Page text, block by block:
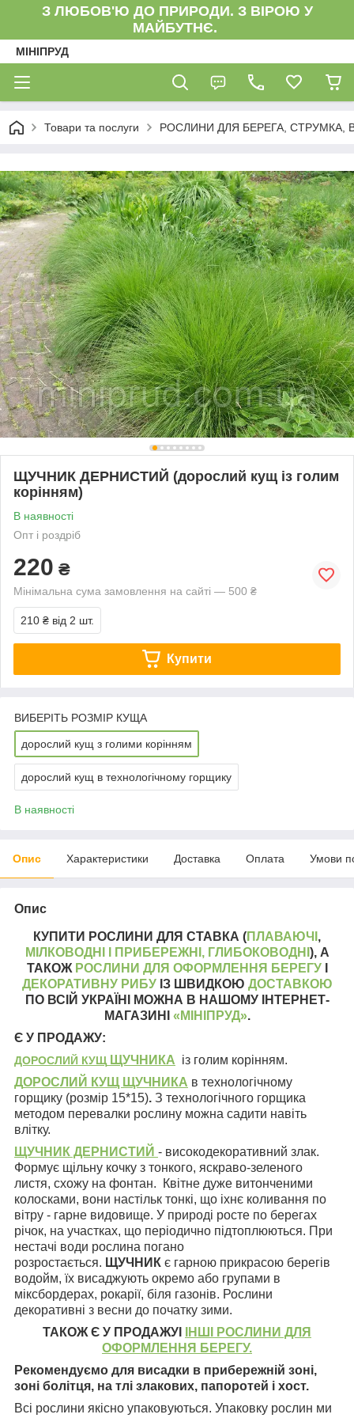
З ЛЮБОВ'Ю ДО ПРИРОДИ. З ВІРОЮ У
МАЙБУТНЄ.
МІНІПРУД
Товари та послуги РОСЛИНИ ДЛЯ БЕРЕГА, СТРУМКА,
ЩУЧНИК ДЕРНИСТИЙ (дорослий кущ із голим
корінням)
В наявності
Опт і роздріб
220 ₴
Мінімальна сума замовлення на сайті — 500 ₴
210 ₴ від 2 шт.
Купити
ВИБЕРІТЬ РОЗМІР КУЩА
дорослий кущ з голими корінням
дорослий кущ в технологічному горщику
В наявності
Опис Характеристики Доставка Оплата Умови
Опис
КУПИТИ РОСЛИНИ ДЛЯ СТАВКА (ПЛАВАЮЧІ ,
МІЛКОВОДНІ І ПРИБЕРЕЖНІ, ГЛИБОКОВОДНІ ), А
ТАКОЖ РОСЛИНИ ДЛЯ ОФОРМЛЕННЯ БЕРЕГУІ
ДЕКОРАТИВНУ РИБУІЗ ШВИДКОЮ ДОСТАВКОЮ
ПО ВСІЙ УКРАЇНІ МОЖНА В НАШОМУ ІНТЕРНЕТ-
МАГАЗИНІ «МІНІПРУД».
Є У ПРОДАЖУ:
ДОРОСЛИЙ КУЩ ЩУЧНИКА із голим корінням.
ДОРОСЛИЙ КУЩ ЩУЧНИКА в технологічному
горщику (розмір 15*15). З технологічного горщика
методом перевалки рослину можна садити навіть
влітку.
ЩУЧНИК ДЕРНИСТИЙ - високодекоративний злак.
Формує щільну кочку з тонкого, яскраво-зеленого
листя, схожу на фонтан. Квітне дуже витонченими
колосками, вони настільк тонкі, що іхнє коливання по
вітру - гарне видовище. У природі росте по берегах
річок, на участках, що періодично підтоплюються. При
нестачі води рослина погано
розростається. ЩУЧНИК є гарною прикрасою берегів
водойм, їх висаджують окремо або групами в
міксбордерах, рокарії, біля газонів. Рослини
декоративні з весни до початку зими.
ТАКОЖ Є У ПРОДАЖУІ
ІНШІ РОСЛИНИ ДЛЯ
ОФОРМЛЕННЯ БЕРЕГУ.
Рекомендуємо для висадки в прибережній зоні,
зоні болітця, на тлі злакових, папоротей і хост.
Всі рослини якісно упаковуються. Упаковку рослин ми